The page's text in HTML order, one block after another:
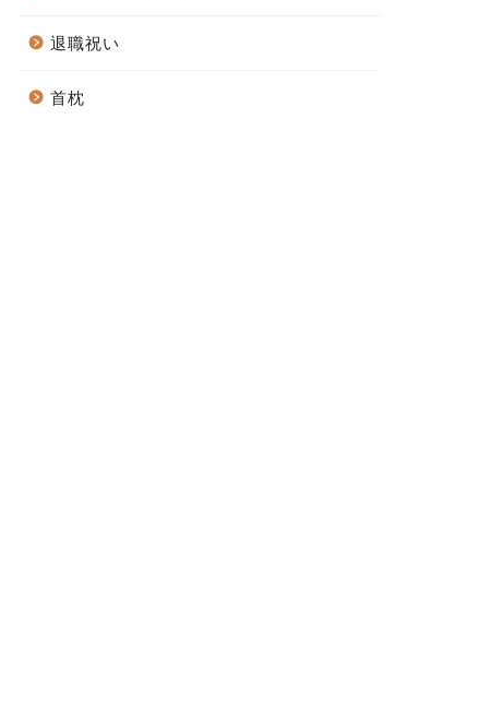
退職祝い
首枕